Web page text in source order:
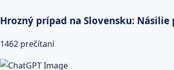
Hrozný prípad na Slovensku:
1462 prečítaní